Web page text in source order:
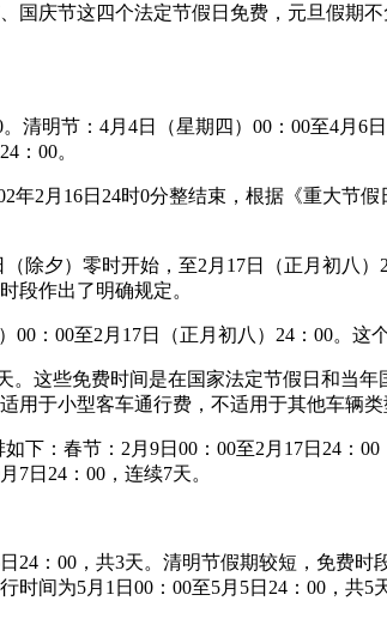
庆节这四个法定节假日免费，元旦假期
清明节：4月4日（星期四）00：00至4月
：00。
年2月16日24时0分整结束，根据《重大
除夕）零时开始，至2月17日（正月初八
段作出了明确规定。
：00至2月17日（正月初八）24：00。
。这些免费时间是在国家法定节假日和当
用于小型客车通行费，不适用于其他车辆类
下：春节：2月9日00：00至2月17日24：
7日24：00，连续7天。
24：00，共3天。清明节假期较短，免费
间为5月1日00：00至5月5日24：00，共5天